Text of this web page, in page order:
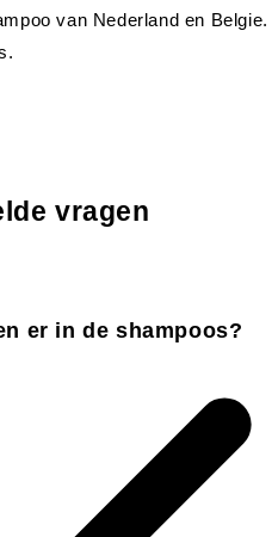
vragen
er in de shampoos?